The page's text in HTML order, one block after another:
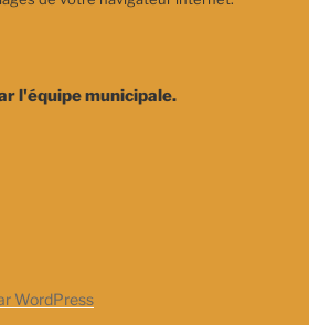
l'équipe municipale.
WordPress